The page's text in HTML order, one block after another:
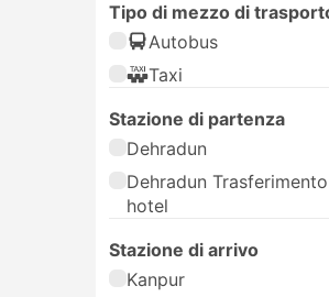
Tipo di mezzo di
Autobus
Taxi
Stazione di partenza
Dehradun
Dehradun
hotel
Stazione di arrivo
Kanpur